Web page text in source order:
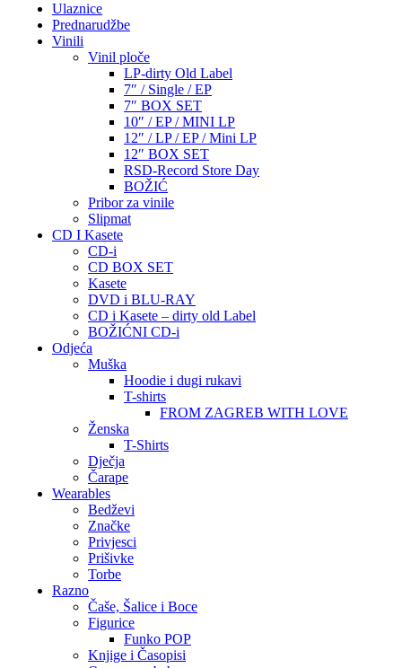
Ulaznice
Prednarudžbe
Vinili
Vinil ploče
LP-dirty Old Label
7″ / Single / EP
7″ BOX SET
10″ / EP / MINI LP
12″ / LP / EP / Mini LP
12″ BOX SET
RSD-Record Store Day
BOŽIĆ
Pribor za vinile
Slipmat
CD I Kasete
CD-i
CD BOX SET
Kasete
DVD i BLU-RAY
CD i Kasete – dirty old Label
BOŽIĆNI CD-i
Odjeća
Muška
Hoodie i dugi rukavi
T-shirts
FROM ZAGREB WITH LOVE
Ženska
T-Shirts
Dječja
Čarape
Wearables
Bedževi
Značke
Privjesci
Prišivke
Torbe
Razno
Čaše, Šalice i Boce
Figurice
Funko POP
Knjige i Časopisi